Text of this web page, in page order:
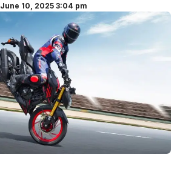
June 10, 2025 3:04 pm